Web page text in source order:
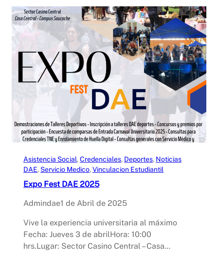
Asistencia Social, Credenciales, Deportes, Noticias
DAE, Servicio Medico, Vinculacion Estudiantil
Expo Fest DAE 2025
Admindae1 de Abril de 2025
Vive la experiencia universitaria al máximo
Fecha: Jueves 3 de abrilHora: 10:00
hrs.Lugar: Sector Casino Central – Casa…